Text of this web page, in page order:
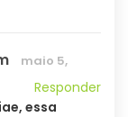
maio 5,
Responder
essa